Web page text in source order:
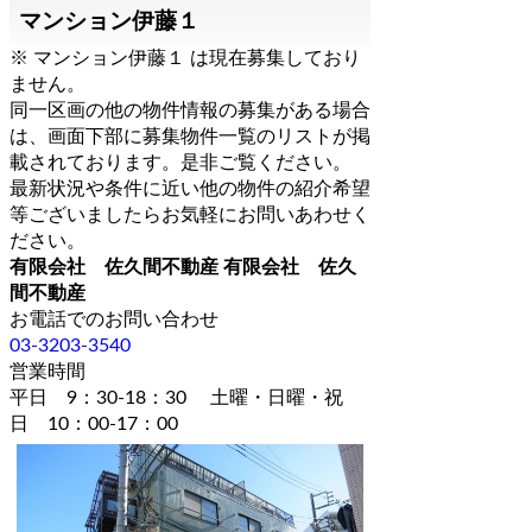
マンション伊藤１
※ マンション伊藤１ は現在募集しており
ません。
同一区画の他の物件情報の募集がある場合
は、画面下部に募集物件一覧のリストが掲
載されております。是非ご覧ください。
最新状況や条件に近い他の物件の紹介希望
等ございましたらお気軽にお問いあわせく
ださい。
有限会社 佐久間不動産 有限会社 佐久
間不動産
お電話でのお問い合わせ
03-3203-3540
営業時間
平日 9：30-18：30 土曜・日曜・祝
日 10：00-17：00